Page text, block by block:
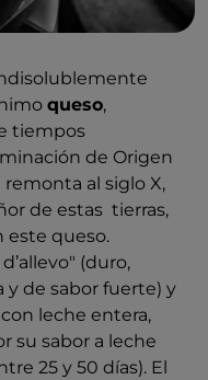
queso,
tiempos
de Origen
remonta al siglo X,
de estas tierras,
este queso.
(duro,
y de sabor fuerte) y
leche entera,
su sabor a leche
25 y 50 días). El